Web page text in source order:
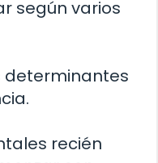
según varios
determinantes
recién